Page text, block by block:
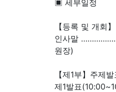
▣ 세부일정
【등록 및 개회
인사말
원장)
【제1부】주제
제1발표